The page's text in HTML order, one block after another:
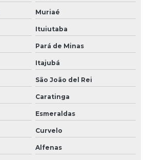
pontes rolantes
pontes rolantes
para ambientes perigosos
rolantes
Muriaé
Ituiutaba
Pará de Minas
Itajubá
São João del Rei
Caratinga
Esmeraldas
Curvelo
Alfenas